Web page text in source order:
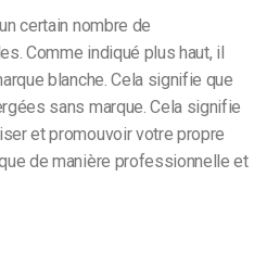
certain nombre de
Comme indiqué plus haut, il
blanche. Cela signifie que
sans marque. Cela signifie
et promouvoir votre propre
de manière professionnelle et